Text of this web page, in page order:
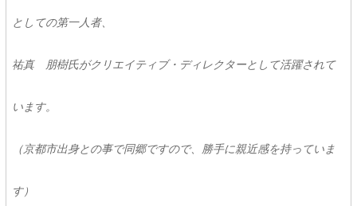
としての第一人者、
祐真 朋樹氏がクリエイティブ・ディレクターとして活躍されて
います。
（京都市出身との事で同郷ですので、勝手に親近感を持っていま
す）